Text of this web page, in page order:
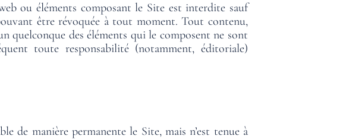
ou éléments composant le Site est interdite sauf
être révoquée à tout moment. Tout contenu,
quelconque des éléments qui le composent ne sont
toute responsabilité (notamment, éditoriale)
de manière permanente le Site, mais n’est tenue à